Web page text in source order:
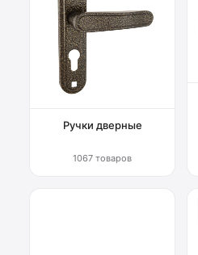
Ручки дверные
1067 товаров